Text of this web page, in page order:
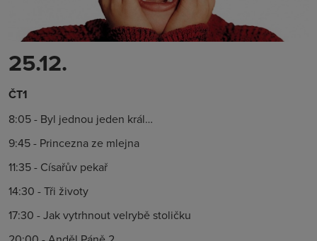
25.12.
ČT1
8:05 - Byl jednou jeden král…
9:45 - Princezna ze mlejna
11:35 - Císařův pekař
14:30 - Tři životy
17:30 - Jak vytrhnout velrybě stoličku